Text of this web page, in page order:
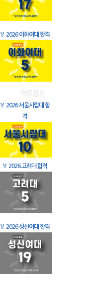
🏅 2026 이화여대 합격
🏅 2026 서울시립대 합
격
🏅 2026 고려대 합격
🏅 2026 성신여대 합격